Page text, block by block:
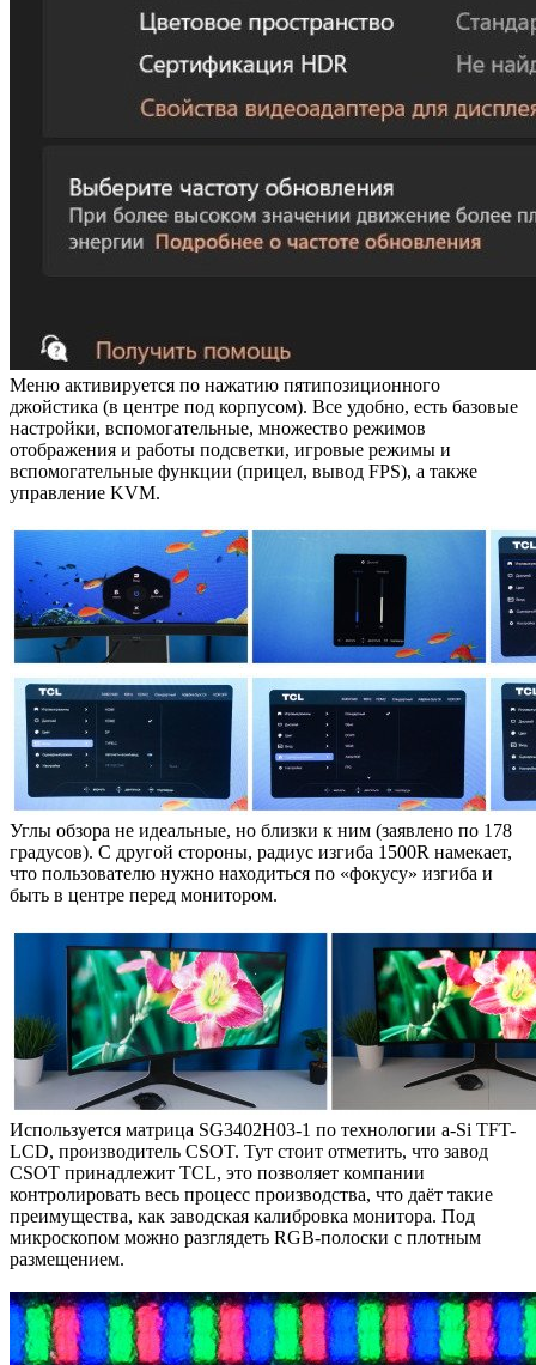
Меню активируется по нажатию пятипозиционного
джойстика (в центре под корпусом). Все удобно, есть базовые
настройки, вспомогательные, множество режимов
отображения и работы подсветки, игровые режимы и
вспомогательные функции (прицел, вывод FPS), а также
управление KVM.
Углы обзора не идеальные, но близки к ним (заявлено по 178
градусов). С другой стороны, радиус изгиба 1500R намекает,
что пользователю нужно находиться по «фокусу» изгиба и
быть в центре перед монитором.
Используется матрица SG3402H03-1 по технологии a-Si TFT-
LCD, производитель CSOT. Тут стоит отметить, что завод
CSOT принадлежит TCL, это позволяет компании
контролировать весь процесс производства, что даёт такие
преимущества, как заводская калибровка монитора. Под
микроскопом можно разглядеть RGB-полоски с плотным
размещением.